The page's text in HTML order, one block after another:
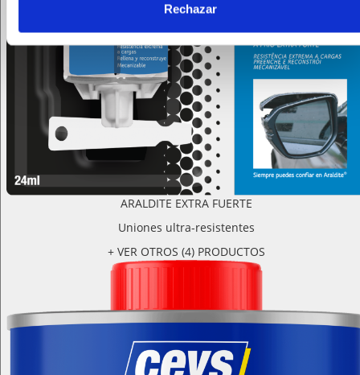
Rechazar
ARALDITE EXTRA FUERTE
Uniones ultra-resistentes
+ VER OTROS (4) PRODUCTOS